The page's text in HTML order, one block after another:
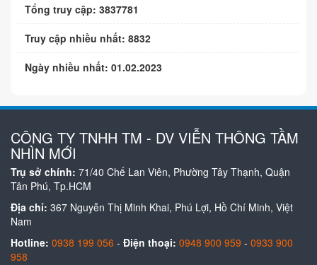
Tổng truy cập: 3837781
Truy cập nhiều nhất: 8832
Ngày nhiều nhất: 01.02.2023
CÔNG TY TNHH TM - DV VIỄN THÔNG TẦM
NHÌN MỚI
Trụ sở chính: 71/40 Chế Lan Viên, Phường Tây Thạnh, Quận
Tân Phú, Tp.HCM
Địa chỉ: 367 Nguyễn Thị Minh Khai, Phú Lợi, Hồ Chí Minh, Việt
Nam
Hotline: 0938 199 056 - Điện thoại: 0948 900 959 - 0933 900
958